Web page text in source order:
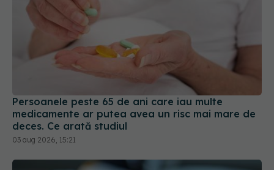
Persoanele peste 65 de ani care iau multe
medicamente ar putea avea un risc mai mare de
deces. Ce arată studiul
03 aug 2026, 15:21